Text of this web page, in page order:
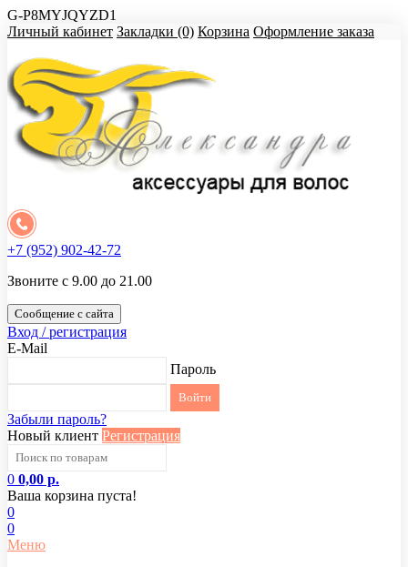
G-P8MYJQYZD1
Личный кабинет Закладки (0) Корзина Оформление заказа
+7 (952) 902-42-72
Звоните с 9.00 до 21.00
Сообщение с сайта
Вход / регистрация
E-Mail
Пароль
Забыли пароль?
Новый клиент Регистрация
0 0,00 р.
Ваша корзина пуста!
0
0
Меню